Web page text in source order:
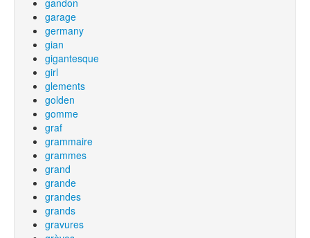
gandon
garage
germany
gian
gigantesque
girl
glements
golden
gomme
graf
grammaire
grammes
grand
grande
grandes
grands
gravures